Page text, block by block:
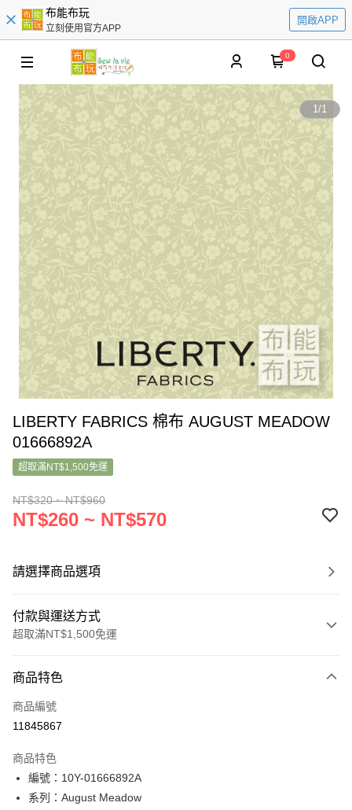
布能布玩
立刻使用官方APP
開啟APP
0
1/1
LIBERTY FABRICS 棉布 AUGUST MEADOW
01666892A
超取滿NT$1,500免運
NT$320 ~ NT$960
NT$260 ~ NT$570
請選擇商品選項
付款與運送方式
超取滿NT$1,500免運
信用卡一次付款
超商取貨付款
Apple Pay
街口支付
商品特色
商品編號
11845867
商品特色
編號：10Y-01666892A
系列：August Meadow